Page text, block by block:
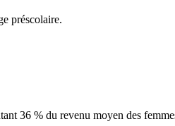
préscolaire.
36 % du revenu moyen des